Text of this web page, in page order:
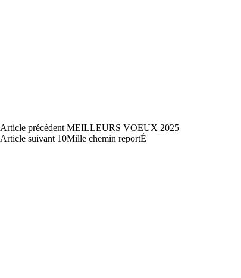
Article précédent MEILLEURS VOEUX 2025
Article suivant 10Mille chemin reportÉ